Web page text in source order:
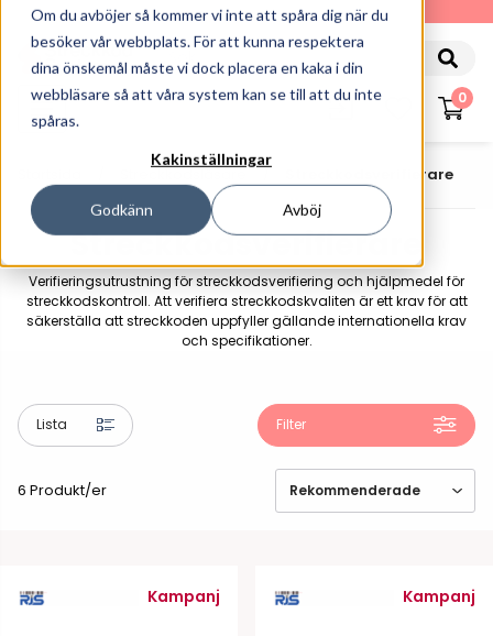
Om du avböjer så kommer vi inte att spåra dig när du
besöker vår webbplats. För att kunna respektera
dina önskemål måste vi dock placera en kaka i din
webbläsare så att våra system kan se till att du inte
spåras.
Kakinställningar
Godkänn Avböj
010-162 61 90
0
Streckkodsläsare Streckkodsverifierare
Streckkodsverifierare
Verifieringsutrustning för streckkodsverifiering och hjälpmedel för
streckkodskontroll. Att verifiera streckkodskvaliten är ett krav för att
säkerställa att streckkoden uppfyller gällande internationella krav
och specifikationer.
6 Produkt/er
Lista Filter
Kampanj Kampanj